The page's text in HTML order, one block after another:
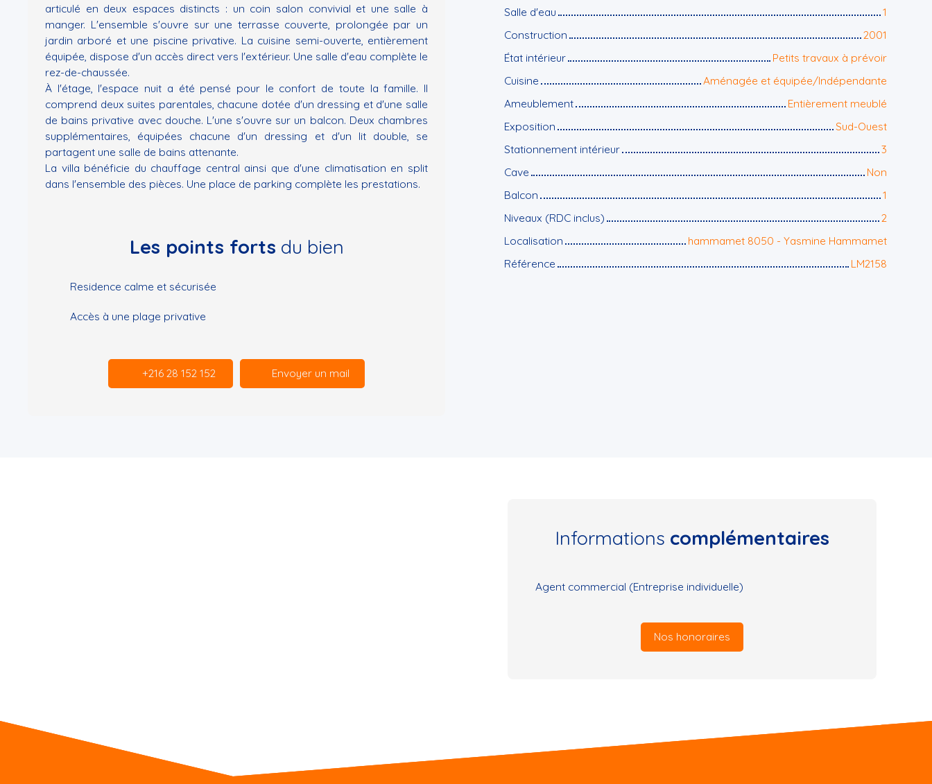
articulé en deux espaces distincts : un coin salon convivial et une salle à
manger. L'ensemble s'ouvre sur une terrasse couverte, prolongée par un
jardin arboré et une piscine privative. La cuisine semi-ouverte, entièrement
équipée, dispose d'un accès direct vers l'extérieur. Une salle d'eau complète le
rez-de-chaussée.
À l'étage, l'espace nuit a été pensé pour le confort de toute la famille. Il
comprend deux suites parentales, chacune dotée d'un dressing et d'une salle
de bains privative avec douche. L'une s'ouvre sur un balcon. Deux chambres
supplémentaires, équipées chacune d'un dressing et d'un lit double, se
partagent une salle de bains attenante.
La villa bénéficie du chauffage central ainsi que d'une climatisation en split
dans l'ensemble des pièces. Une place de parking complète les prestations.
Les points forts du bien
Residence calme et sécurisée
Accès à une plage privative
+216 28 152 152 Envoyer un mail
Salle d'eau
1
Construction
2001
État intérieur
Petits travaux à prévoir
Cuisine
Aménagée et équipée/Indépendante
Ameublement
Entièrement meublé
Exposition
Sud-Ouest
Stationnement intérieur
3
Cave
Non
Balcon
1
Niveaux (RDC inclus)
2
Localisation
hammamet 8050 - Yasmine Hammamet
Référence
LM2158
Informations complémentaires
Agent commercial (Entreprise individuelle)
Nos honoraires